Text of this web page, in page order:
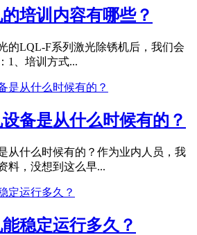
培训内容有哪些？
的LQL-F系列激光除锈机后，我们会
1、培训方式...
备是从什么时候有的？
从什么时候有的？作为业内人员，我
料，没想到这么早...
稳定运行多久？